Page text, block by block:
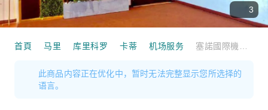
3
首頁 马里 库里科罗 卡蒂 机场服务
此商品内容正在优化中，暂时无法完整显示您所选择的
语言。